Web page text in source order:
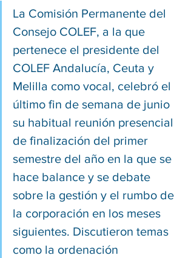
La Comisión Permanente del
Consejo COLEF, a la que
pertenece el presidente del
COLEF Andalucía, Ceuta y
Melilla como vocal, celebró el
último fin de semana de junio
su habitual reunión presencial
de finalización del primer
semestre del año en la que se
hace balance y se debate
sobre la gestión y el rumbo de
la corporación en los meses
siguientes. Discutieron temas
como la ordenación